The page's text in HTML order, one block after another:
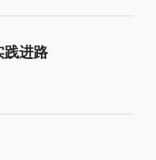
践进路